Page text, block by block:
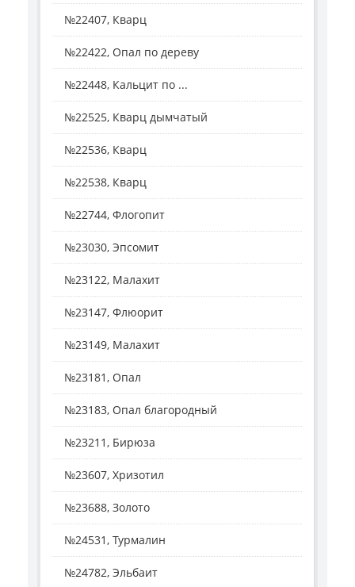
№22407, Кварц
№22422, Опал по дереву
№22448, Кальцит по ...
№22525, Кварц дымчатый
№22536, Кварц
№22538, Кварц
№22744, Флогопит
№23030, Эпсомит
№23122, Малахит
№23147, Флюорит
№23149, Малахит
№23181, Опал
№23183, Опал благородный
№23211, Бирюза
№23607, Хризотил
№23688, Золото
№24531, Турмалин
№24782, Эльбаит